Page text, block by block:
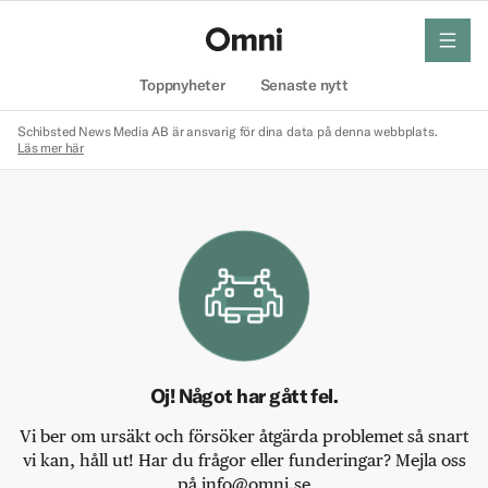
Toppnyheter Senaste nytt
meny
Schibsted News Media AB är ansvarig för dina data på denna webbplats.
Läs mer här
Oj! Något har gått fel.
Vi ber om ursäkt och försöker åtgärda problemet så snart
vi kan, håll ut! Har du frågor eller funderingar? Mejla oss